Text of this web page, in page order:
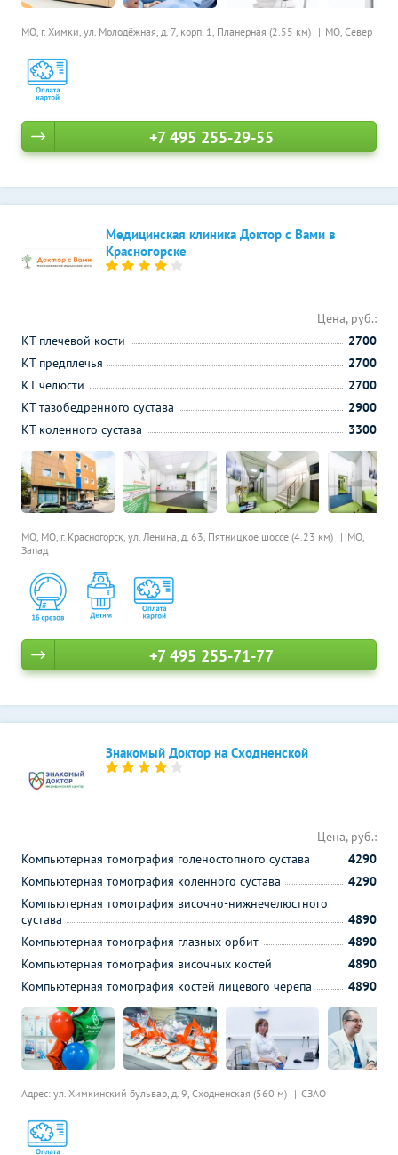
МО, г. Химки, ул. Молодёжная, д. 7, корп. 1, Планерная (2.55 км) МО, Север
+7 495 255-29-55
Медицинская клиника Доктор с Вами в
Красногорске
МО, МО, г. Красногорск, ул. Ленина, д. 63, Пятницкое шоссе (4.23 км)
МО,
Запад
Цена, руб.:
КТ плечевой кости
2700
КТ предплечья
2700
КТ челюсти
2700
КТ тазобедренного сустава
2900
КТ коленного сустава
3300
+7 495 255-71-77
Знакомый Доктор на Сходненской
Адрес: ул. Химкинский бульвар, д. 9, Сходненская (560 м) СЗАО
Цена, руб.:
Компьютерная томография голеностопного сустава
4290
Компьютерная томография коленного сустава
4290
Компьютерная томография височно-нижнечелюстного
сустава
4890
Компьютерная томография глазных орбит
4890
Компьютерная томография височных костей
4890
Компьютерная томография костей лицевого черепа
4890